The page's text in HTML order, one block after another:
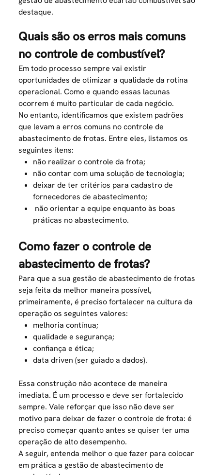
destaque.
Quais são os erros mais comuns
no controle de combustível?
Em todo processo sempre vai existir
oportunidades de otimizar a qualidade da rotina
operacional. Como e quando essas lacunas
ocorrem é muito particular de cada negócio.
No entanto, identificamos que existem padrões
que levam a erros comuns no controle de
abastecimento de frotas. Entre eles, listamos os
seguintes itens:
não realizar o controle da frota;
não contar com uma solução de tecnologia;
deixar de ter critérios para cadastro de
fornecedores de abastecimento;
nãoorientar a equipe enquanto às boas
práticas no abastecimento.
Como fazer o controle de
abastecimento de frotas?
Para que a sua gestão de abastecimento de frotas
seja feita da melhor maneira possível,
primeiramente, é preciso fortalecer na cultura da
operação os seguintes valores:
melhoria contínua;
qualidade e segurança;
confiança e ética;
data driven (ser guiado a dados).
Essa construção não acontece de maneira
imediata. É um processo e deve ser fortalecido
sempre. Vale reforçar que isso não deve ser
motivo para deixar de fazer ocontrole de frota: é
preciso começar quanto antes se quiser ter uma
operação de alto desempenho.
A seguir, entenda melhor o que fazer para colocar
em prática a gestão de abastecimento de